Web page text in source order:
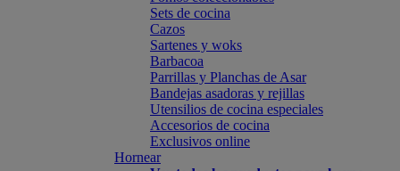
Sets de cocina
Cazos
Sartenes y woks
Barbacoa
Parrillas y Planchas de Asar
Bandejas asadoras y rejillas
Utensilios de cocina especiales
Accesorios de cocina
Exclusivos online
Hornear